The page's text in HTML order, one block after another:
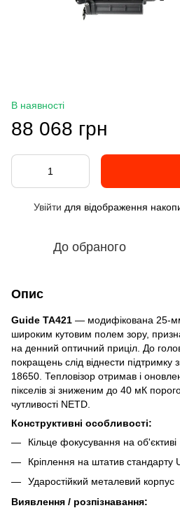
В наявності
88 068 грн
Увійти для відображення
До обраного
Опис
Guide TA421 — модифікована 25-мм
широким кутовим полем зору,
на денний оптичний приціл. До
покращень слід віднести підтримку
18650. Тепловізор отримав і
пікселів зі зниженим до 40 мК
чутливості NETD.
Конструктивні особливості:
Кільце фокусування на об'єктиві
Кріплення на штатив стандарту
Ударостійкий металевий корпус
Виявлення / розпізнавання: